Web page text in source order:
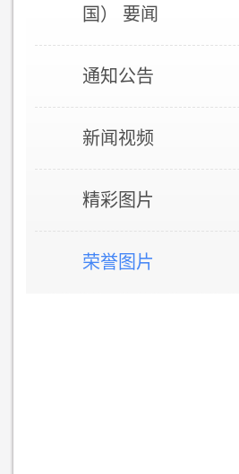
国） 要闻
通知公告
新闻视频
精彩图片
荣誉图片